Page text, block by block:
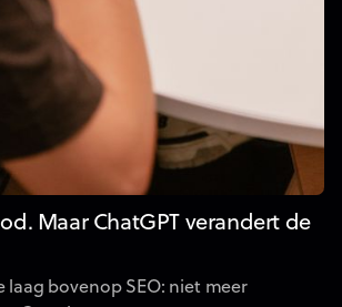
Maar ChatGPT verandert de
laag bovenop SEO: niet meer